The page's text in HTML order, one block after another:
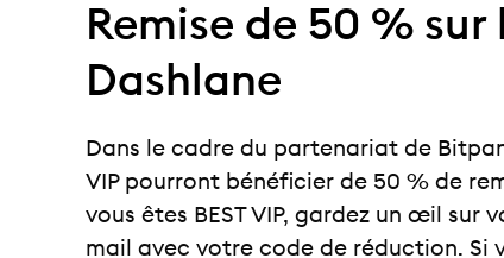
Remise de 50 %
Dashlane
Dans le cadre du partenariat de
VIP pourront bénéficier de 50 % de
vous êtes BEST VIP, gardez un œil sur
mail avec votre code de réduction. Si